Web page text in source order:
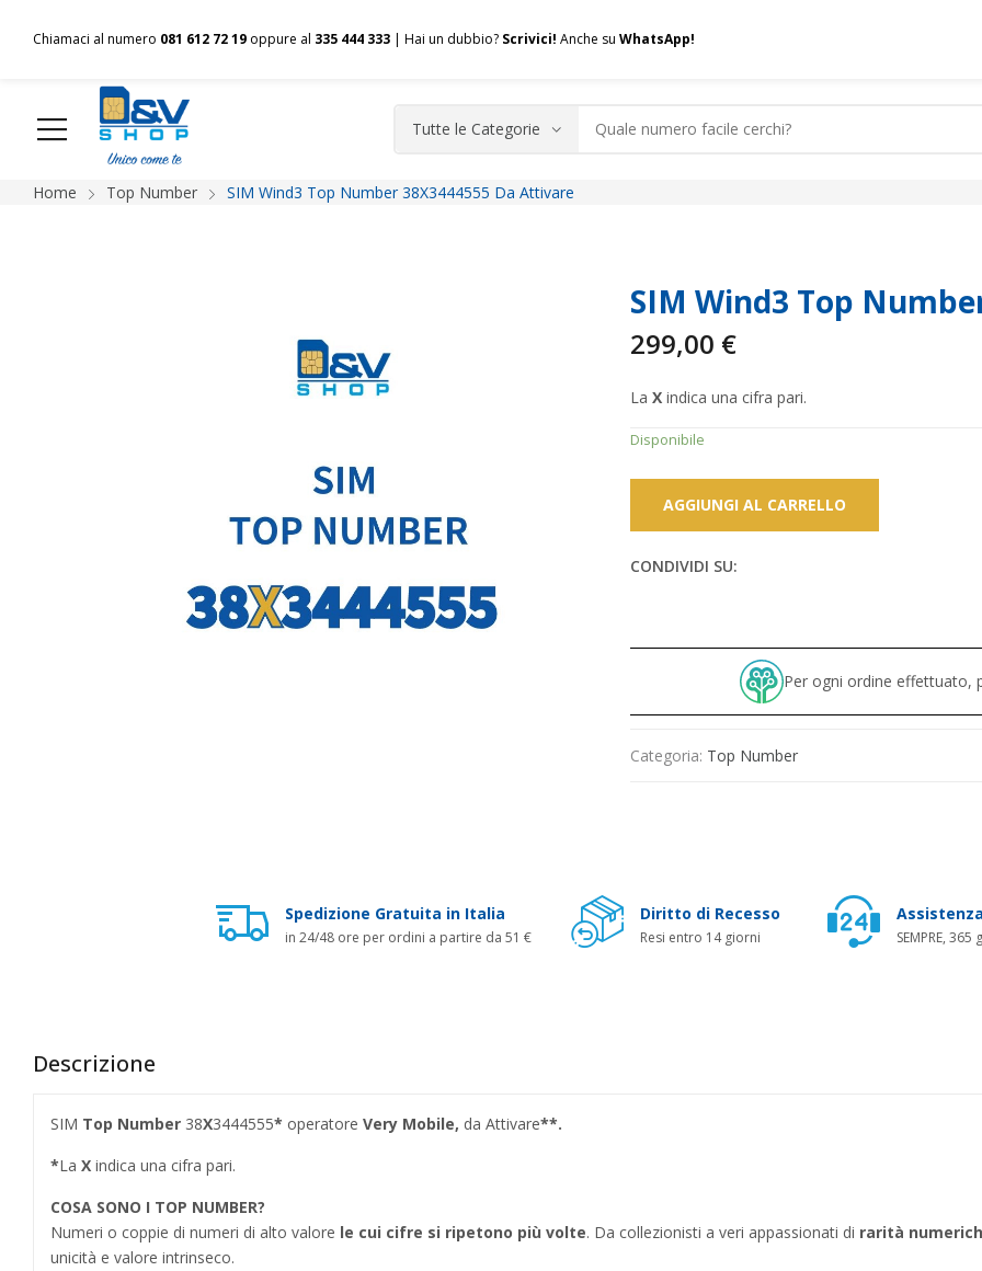
Chiamaci al numero 081 612 72 19 oppure al 335 444 333 | Hai un dubbio? Scrivici! Anche su WhatsApp!
HOME Chi siamo Shop Spedizioni Pagamenti F.A.Q. Contatti
Home Top Number SIM Wind3 Top Number 38X3444555 Da Attivare
SIM Wind3 Top
299,00 €
La X indica una cifra pari.
Disponibile
AGGIUNGI AL CARRELLO
CONDIVIDI SU:
Per ogni ordine effettuato,
Categoria: Top Number
Spedizione Gratuita in Italia
in 24/48 ore per ordini a partire da 51 €
Diritto di Recesso
Resi entro 14 giorni SEMPRE, 365
Descrizione
SIM Top Number 38X3444555* operatore Very Mobile, da Attivare**.
*La X indica una cifra pari.
COSA SONO I TOP NUMBER?
Numeri o coppie di numeri di alto valore le cui cifre si ripetono più volte. Da collezionisti a veri appassionati di rarità
unicità e valore intrinseco.